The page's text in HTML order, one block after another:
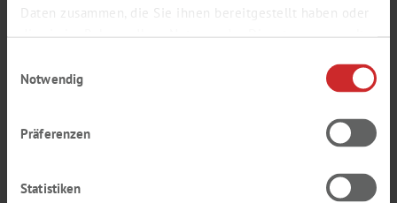
Daten zusammen, die Sie ihnen bereitgestellt haben oder
die sie im Rahmen Ihrer Nutzung der Dienste gesammelt
Notwendig
Präferenzen
Statistiken
Kokosnuss, Nuss, süß